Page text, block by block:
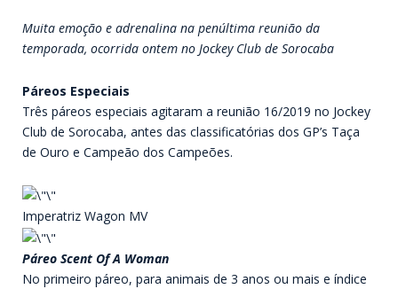
Muita emoção e adrenalina na penúltima reunião da
temporada, ocorrida ontem no Jockey Club de Sorocaba
Páreos Especiais
Três páreos especiais agitaram a reunião 16/2019 no Jockey
Club de Sorocaba, antes das classificatórias dos GP’s Taça
de Ouro e Campeão dos Campeões.
Imperatriz Wagon MV
Páreo Scent Of A Woman
No primeiro páreo, para animais de 3 anos ou mais e índice